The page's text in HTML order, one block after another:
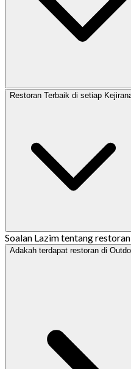
Restoran Terbaik di setiap
Soalan Lazim tentang
Adakah terdapat restoran di